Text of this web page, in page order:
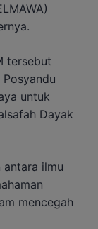
tersebut
untuk
Dayak
antara ilmu
mencegah